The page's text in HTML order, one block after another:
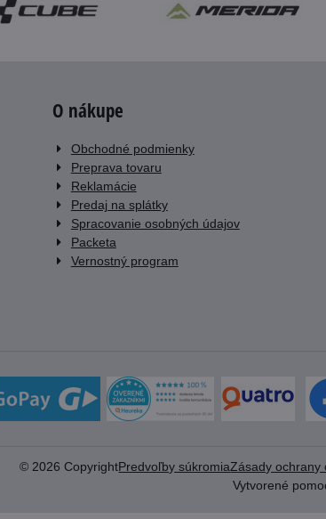
O nákupe
Obchodné podmienky
Preprava tovaru
Reklamácie
Predaj na splátky
Spracovanie osobných údajov
Packeta
Vernostný program
©2026 CopyrightPredvoľby súkromiaZásady ochrany
Vytvorené